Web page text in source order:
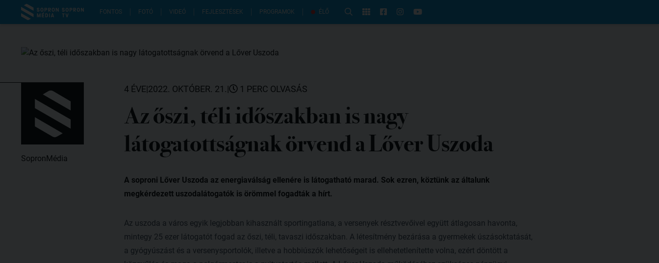
FONTOS FOTÓ VIDEÓ FEJLESZTÉSEK PROGRAMOK ÉLŐ
SopronMédia
4 ÉVE|2022. OKTÓBER. 21.| 1 PERC OLVASÁS
Az őszi, téli időszakban is nagy
látogatottságnak örvend a Lőver Uszoda
A soproni Lőver Uszoda az energiaválság ellenére is látogatható marad. Sok ezren, köztünk az általunk
megkérdezett uszodalátogatók is örömmel fogadták a hírt.
Az uszoda a város egyik legjobban kihasznált sportingatlana, a versenyek résztvevőivel együtt átlagosan havonta,
mintegy 25 ezer látogatót fogad az őszi, téli, tavaszi időszakban. A létesítmény bezárása a gyermekek úszásoktatását,
a gyógyúszást és a versenysportolók, illetve a hobbiúszók lehetőségeit is ellehetetlenítette volna, ezért döntött a